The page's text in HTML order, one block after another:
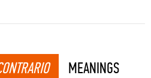
MEANINGS